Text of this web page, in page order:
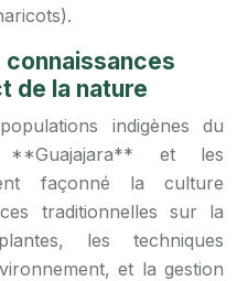
de la nature
indigènes du
**Guajajara** et les
façonné la culture
traditionnelles sur la
les techniques
et la gestion